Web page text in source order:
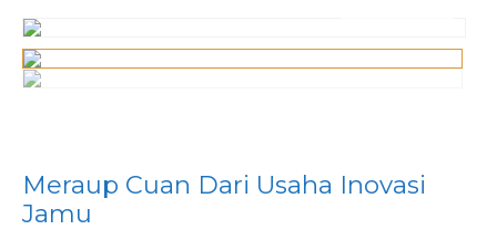
Meraup Cuan Dari Usaha Inovasi
Jamu